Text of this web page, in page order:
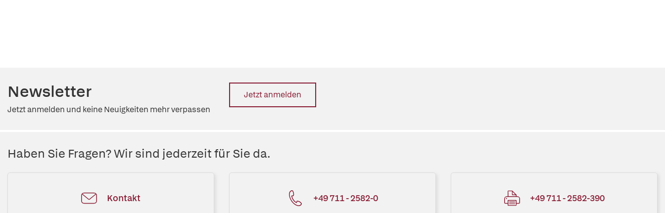
Newsletter
Jetzt anmelden und keine Neuigkeiten mehr verpassen
Jetzt anmelden
Haben Sie Fragen? Wir sind jederzeit für Sie da.
Kontakt +49 711 - 2582-0 +49 711 - 2582-390